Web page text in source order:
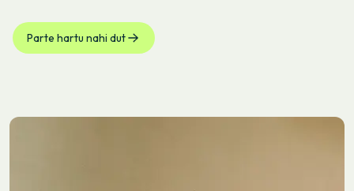
Parte hartu nahi dut